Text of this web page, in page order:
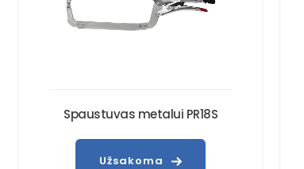
Spaustuvas metalui PR18S
Užsakoma